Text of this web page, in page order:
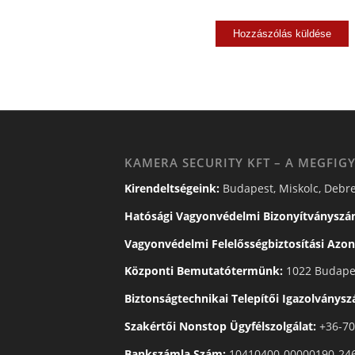
KAMERA SECURITY KFT – A
Kirendeltségeink: Budapest, Miskolc,
Hatósági Vagyonvédelmi
Vagyonvédelmi Felelősségbiztosítási
Központi Bemutatótermünk: 1022
Biztonságtechnikai Telepítői
Szakértői Nonstop Ügyfélszolgálat: +36-